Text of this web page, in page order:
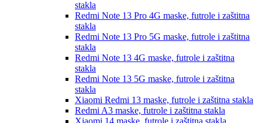
stakla
Redmi Note 13 Pro 4G maske, futrole i zaštitna
stakla
Redmi Note 13 Pro 5G maske, futrole i zaštitna
stakla
Redmi Note 13 4G maske, futrole i zaštitna
stakla
Redmi Note 13 5G maske, futrole i zaštitna
stakla
Xiaomi Redmi 13 maske, futrole i zaštitna stakla
Redmi A3 maske, futrole i zaštitna stakla
Xiaomi 14 maske, futrole i zaštitna stakla